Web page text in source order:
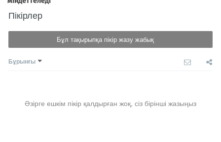
Пікірлер
Бұл тақырыпқа пікір жазу жабық
Бұрынғы
Әзірге ешкім пікір қалдырған жоқ, сіз бірінші жазыңыз